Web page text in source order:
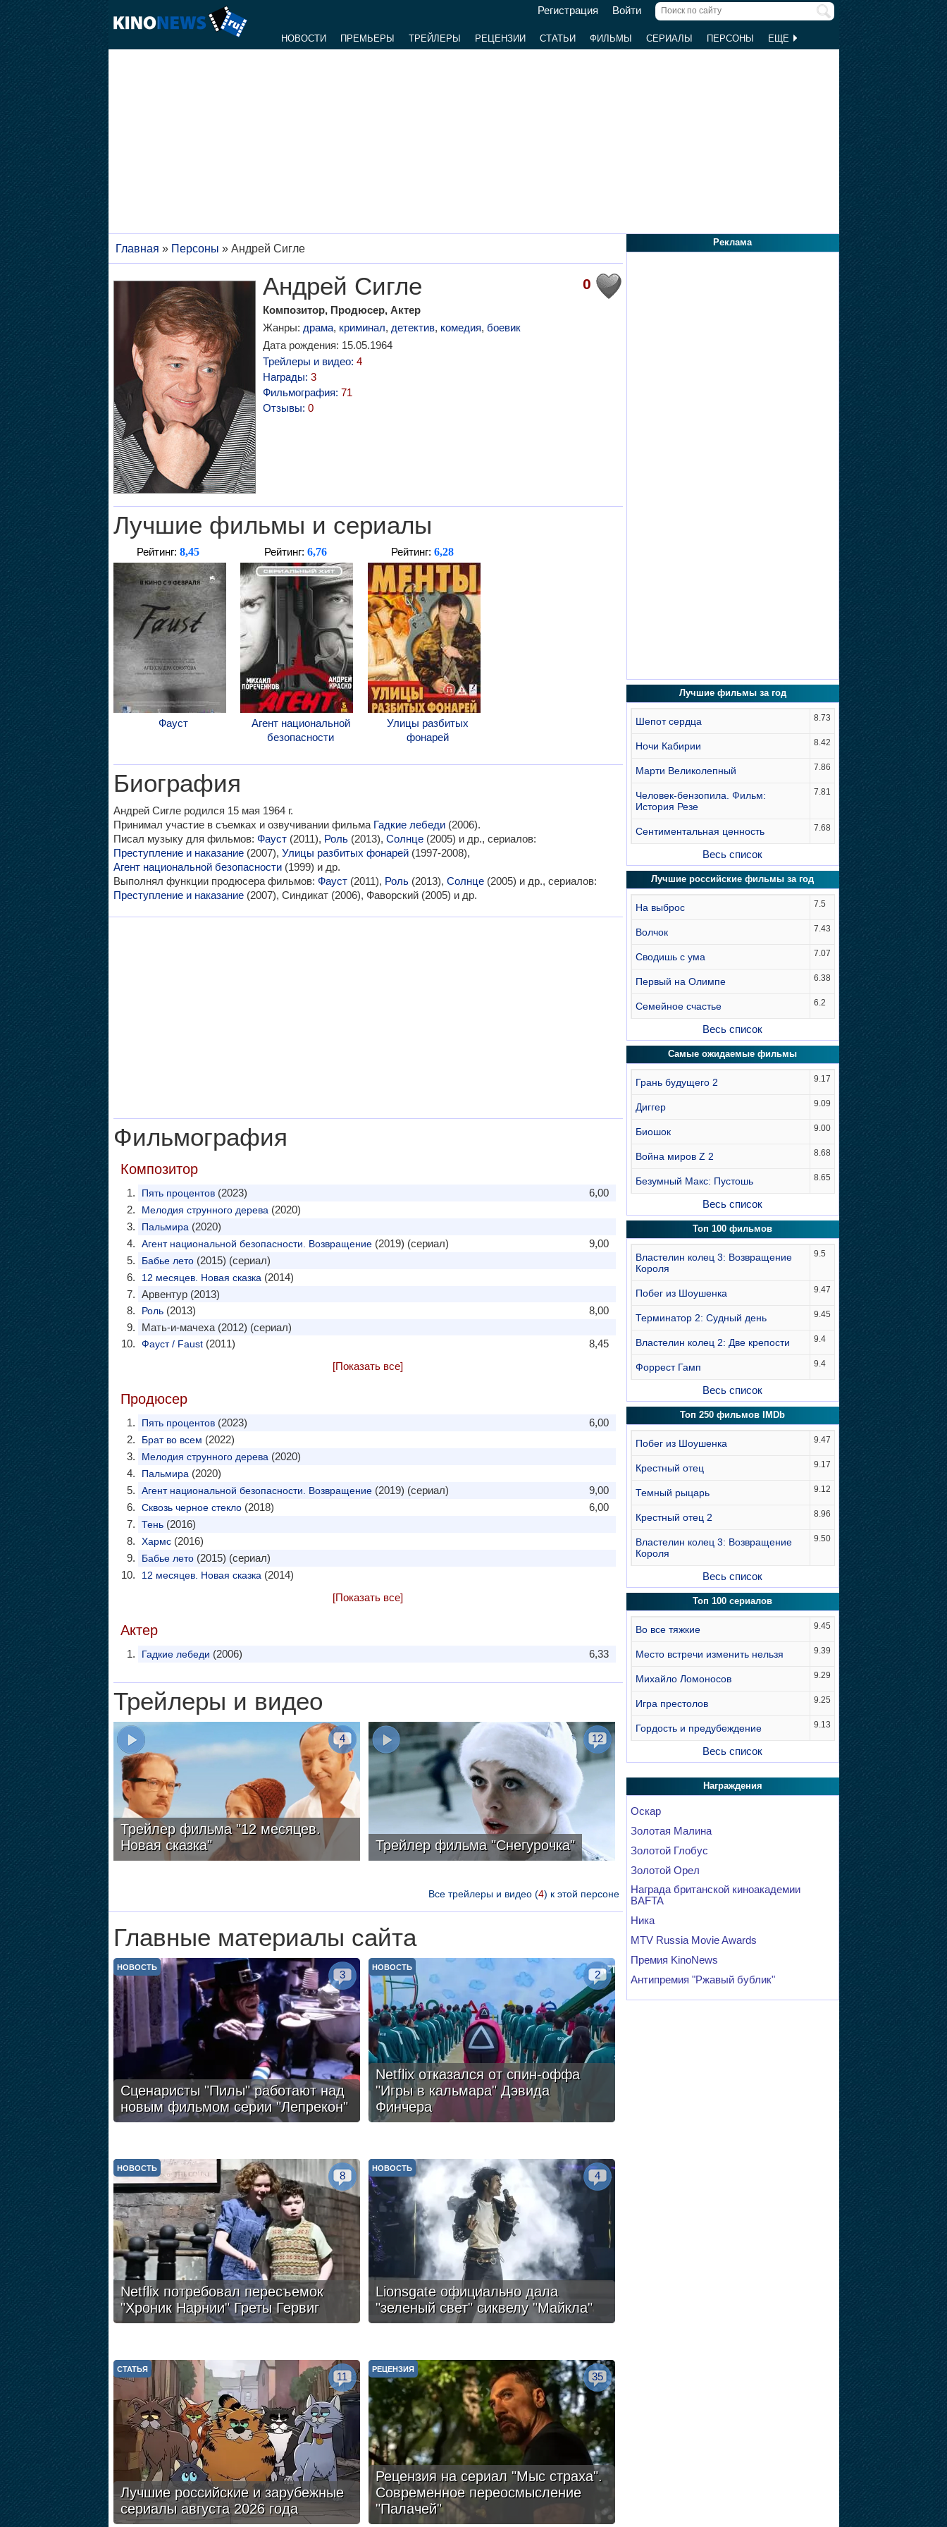
Регистрация Войти
НОВОСТИ ПРЕМЬЕРЫ ТРЕЙЛЕРЫ РЕЦЕНЗИИ СТАТЬИ ФИЛЬМЫ СЕРИАЛЫ ПЕРСОНЫ ЕЩЕ
Главная » Персоны » Андрей Сигле
0
Андрей Сигле
Композитор, Продюсер, Актер
Жанры: драма, криминал, детектив, комедия, боевик
Дата рождения: 15.05.1964
Трейлеры и видео: 4
Награды: 3
Фильмография: 71
Отзывы: 0
Лучшие фильмы и сериалы
Рейтинг: 8,45
Фауст
Рейтинг: 6,76
Агент национальной
безопасности
Рейтинг:6,28
Улицы разбитых
фонарей
Биография
Андрей Сигле родился 15 мая 1964 г.
Принимал участие в съемках и озвучивании фильма Гадкие лебеди(2006).
Писал музыку для фильмов: Фауст(2011), Роль(2013), Солнце(2005) и др., сериалов:
Преступление и наказание(2007), Улицы разбитых фонарей(1997-2008),
Агент национальной безопасности(1999) и др.
Выполнял функции продюсера фильмов: Фауст(2011), Роль(2013), Солнце(2005) и др., сериалов:
Преступление и наказание(2007), Синдикат (2006), Фаворский (2005) и др.
Фильмография
Композитор
6,00
Пять процентов(2023)
Мелодия струнного дерева (2020)
Пальмира (2020)
9,00
Агент национальной безопасности. Возвращение(2019) (сериал)
Бабье лето(2015) (сериал)
12 месяцев. Новая сказка (2014)
Арвентур (2013)
8,00
Роль(2013)
Мать-и-мачеха (2012) (сериал)
8,45
Фауст / Faust(2011)
[Показать все]
Продюсер
6,00
Пять процентов(2023)
Брат во всем (2022)
Мелодия струнного дерева (2020)
Пальмира (2020)
9,00
Агент национальной безопасности. Возвращение(2019) (сериал)
6,00
Сквозь черное стекло(2018)
Тень(2016)
Хармс(2016)
Бабье лето(2015) (сериал)
12 месяцев. Новая сказка (2014)
[Показать все]
Актер
6,33
Гадкие лебеди (2006)
Трейлеры и видео
Трейлер фильма "12 месяцев.
Новая сказка"
4
Трейлер фильма "Снегурочка"
12
Все трейлеры и видео (4) к этой персоне
Главные материалы сайта
Сценаристы "Пилы" работают над
новым фильмом серии "Лепрекон"
НОВОСТЬ
3
Netflix отказался от спин-оффа
"Игры в кальмара" Дэвида
Финчера
НОВОСТЬ
2
Netflix потребовал пересъемок
"Хроник Нарнии" Греты Гервиг
НОВОСТЬ
8
Lionsgate официально дала
"зеленый свет" сиквелу "Майкла"
НОВОСТЬ
4
Лучшие российские и зарубежные
сериалы августа 2026 года
СТАТЬЯ
11
Рецензия на сериал "Мыс страха".
Современное переосмысление
"Палачей"
РЕЦЕНЗИЯ
35
Реклама
Лучшие фильмы за год
Шепот сердца 8.73
Ночи Кабирии 8.42
Марти Великолепный 7.86
Человек-бензопила. Фильм:
История Резе
7.81
Сентиментальная ценность 7.68
Весь список
Лучшие российские фильмы за год
На выброс 7.5
Волчок 7.43
Сводишь с ума 7.07
Первый на Олимпе 6.38
Семейное счастье 6.2
Весь список
Самые ожидаемые фильмы
Грань будущего 2 9.17
Диггер 9.09
Биошок 9.00
Война миров Z 2 8.68
Безумный Макс: Пустошь 8.65
Весь список
Топ 100 фильмов
Властелин колец 3: Возвращение
Короля
9.5
Побег из Шоушенка 9.47
Терминатор 2: Судный день 9.45
Властелин колец 2: Две крепости 9.4
Форрест Гамп 9.4
Весь список
Топ 250 фильмов IMDb
Побег из Шоушенка 9.47
Крестный отец 9.17
Темный рыцарь 9.12
Крестный отец 2 8.96
Властелин колец 3: Возвращение
Короля
9.50
Весь список
Топ 100 сериалов
Во все тяжкие 9.45
Место встречи изменить нельзя 9.39
Михайло Ломоносов 9.29
Игра престолов 9.25
Гордость и предубеждение 9.13
Весь список
Награждения
Оскар
Золотая Малина
Золотой Глобус
Золотой Орел
Награда британской киноакадемии
BAFTA
Ника
MTV Russia Movie Awards
Премия KinoNews
Антипремия "Ржавый бублик"